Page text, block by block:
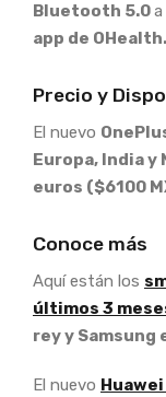
Bluetooth 5.0
app de OHealth.
Precio y
El nuevo
Europa, India
euros ($6100
Conoce más
Aquí están los
últimos 3
rey y Samsung
El nuevo